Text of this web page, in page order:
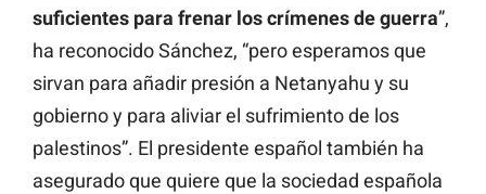
suficientes para frenar los crímenes de guerra”,
ha reconocido Sánchez, “pero esperamos que
sirvan para añadir presión a Netanyahu y su
gobierno y para aliviar el sufrimiento de los
palestinos”. El presidente español también ha
asegurado que quiere que la sociedad española